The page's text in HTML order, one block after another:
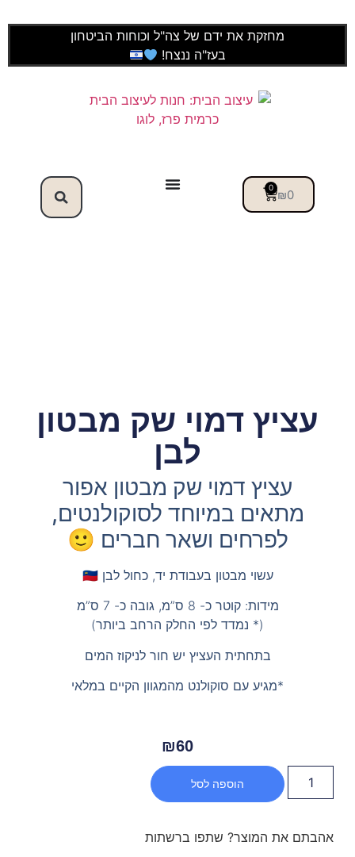
מחזקת את ידם של צה"ל וכוחות הביטחון
בעז"ה ננצח!
₪0
0
עציץ דמוי שק מבטון
לבן
עציץ דמוי שק מבטון אפור
מתאים במיוחד לסוקולנטים,
לפרחים ושאר חברים 🙂
עשוי מבטון בעבודת יד, כחול לבן 🇮🇱
מידות: קוטר כ- 8 ס”מ, גובה כ- 7 ס”מ
(* נמדד לפי החלק הרחב ביותר)
בתחתית העציץ יש חור לניקוז המים
*מגיע עם סוקולנט מהמגוון הקיים במלאי
₪60
הוספה לסל
אהבתם את המוצר? שתפו ברשתות